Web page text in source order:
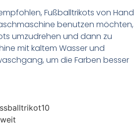
Fußballtrikots von Hand
benutzen möchten,
umzudrehen und dann zu
mit kaltem Wasser und
um die Farben besser